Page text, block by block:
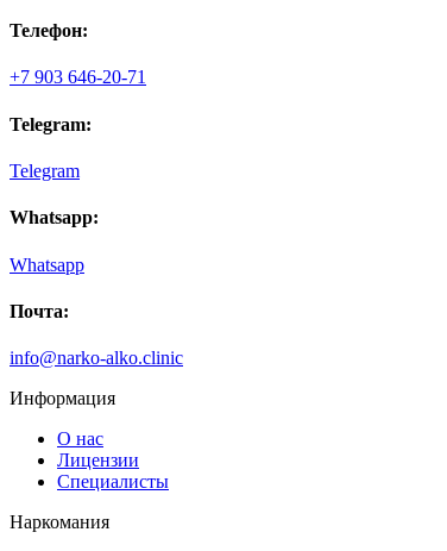
Телефон:
+7 903 646-20-71
Telegram:
Telegram
Whatsapp:
Whatsapp
Почта:
info@narko-alko.clinic
Информация
О нас
Лицензии
Специалисты
Наркомания